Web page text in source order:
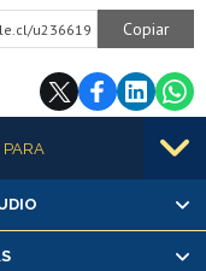
u236619 Copiar
PARA
os